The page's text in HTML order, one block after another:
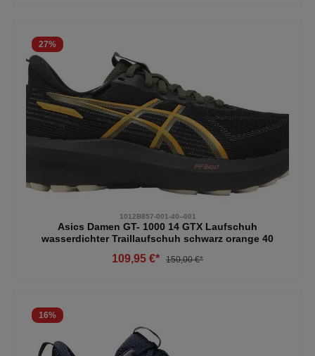
27%
1012B857-001-40--001
Asics Damen GT- 1000 14 GTX Laufschuh
wasserdichter Traillaufschuh schwarz orange 40
109,95 €* 150,00 €*
16%